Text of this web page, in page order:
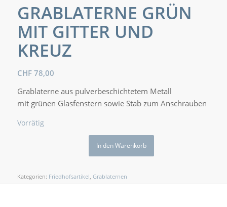
GRABLATERNE GRÜN
MIT GITTER UND
KREUZ
CHF78,00
Grablaterne aus pulverbeschichtetem Metall
mit grünen Glasfenstern sowie Stab zum Anschrauben
Vorrätig
In den Warenkorb
Kategorien: Friedhofsartikel Grablaternen